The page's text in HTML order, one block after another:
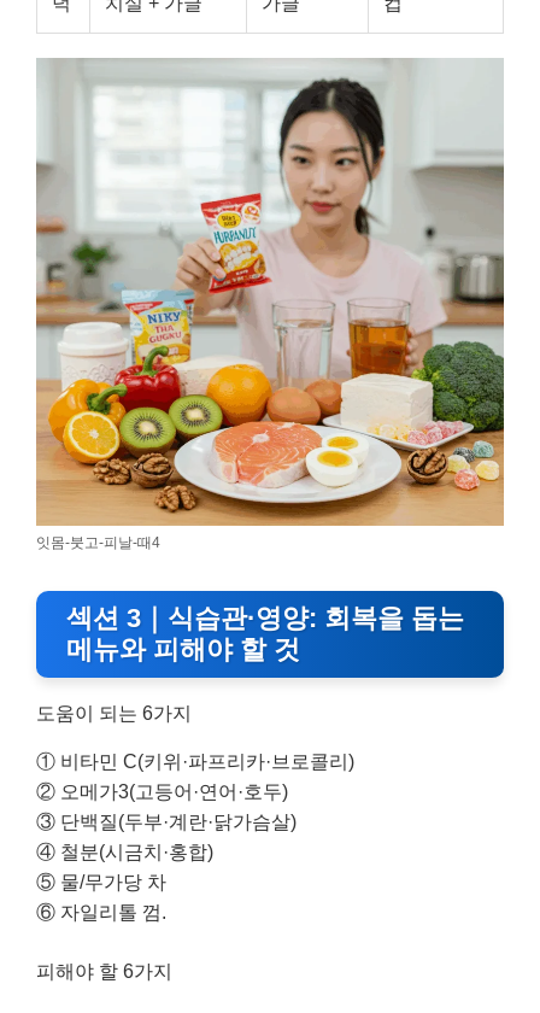
잇몸-붓고-피날-때4
섹션 3｜식습관·영양: 회복을 돕는
메뉴와 피해야 할 것
도움이 되는 6가지
① 비타민 C(키위·파프리카·브로콜리)
② 오메가3(고등어·연어·호두)
③ 단백질(두부·계란·닭가슴살)
④ 철분(시금치·홍합)
⑤ 물/무가당 차
⑥ 자일리톨 껌.
피해야 할 6가지